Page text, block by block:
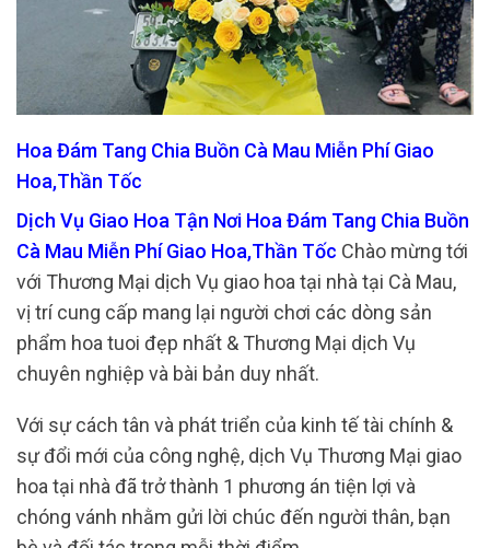
Hoa Đám Tang Chia Buồn Cà Mau Miễn Phí Giao
Hoa,Thần Tốc
Dịch Vụ Giao Hoa Tận Nơi Hoa Đám Tang Chia Buồn
Cà Mau Miễn Phí Giao Hoa,Thần Tốc Chào mừng tới
với Thương Mại dịch Vụ giao hoa tại nhà tại Cà Mau,
vị trí cung cấp mang lại người chơi các dòng sản
phẩm hoa tuoi đẹp nhất & Thương Mại dịch Vụ
chuyên nghiệp và bài bản duy nhất.
Với sự cách tân và phát triển của kinh tế tài chính &
sự đổi mới của công nghệ, dịch Vụ Thương Mại giao
hoa tại nhà đã trở thành 1 phương án tiện lợi và
chóng vánh nhằm gửi lời chúc đến người thân, bạn